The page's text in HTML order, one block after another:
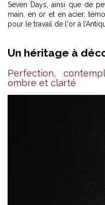
Seven Days, ainsi que de
main, en or et en acier,
pour le travail de l'or à
Un héritage à
Perfection,
ombre et clarté